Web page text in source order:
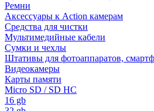
Ремни
Аксессуары к Action камерам
Средства для чистки
Мультимедийные кабели
Сумки и чехлы
Штативы для фотоаппаратов,
Видеокамеры
Карты памяти
Micro SD / SD HC
16 gb